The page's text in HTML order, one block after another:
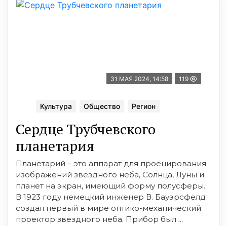
31 МАЯ 2024, 14:58 119
Культура Общество Регион
Сердце Трубчевского
планетария
Планетарий – это аппарат для проецирования
изображений звездного неба, Солнца, Луны и
планет на экран, имеющий форму полусферы.
В 1923 году немецкий инженер В. Бауэрсфелд
создал первый в мире оптико-механический
проектор звездного неба. Прибор был ...